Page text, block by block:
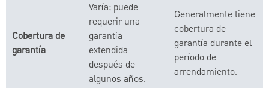
Cobertura de
garantía
Varía; puede
requerir una
garantía
extendida
después de
algunos años.
Generalmente tiene
cobertura de
garantía durante el
período de
arrendamiento.